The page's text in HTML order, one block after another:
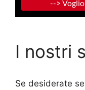
I nostri
Se desiderate